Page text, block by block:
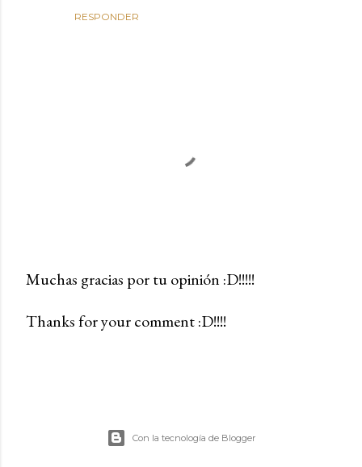
RESPONDER
u
Muchas gracias por tu opinión :D!!!!!
Thanks for your comment :D!!!!
Con la tecnología de Blogger